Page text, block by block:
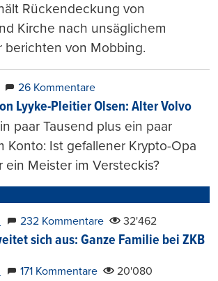
Rückendeckung von
Kirche nach unsäglichem
berichten von Mobbing.
26 Kommentare
Lyyke-Pleitier Olsen: Alter Volvo
paar Tausend plus ein paar
Konto: Ist gefallener Krypto-Opa
ein Meister im Versteckis?
232 Kommentare 32'462
sich aus: Ganze Familie bei ZKB
171 Kommentare 20'080